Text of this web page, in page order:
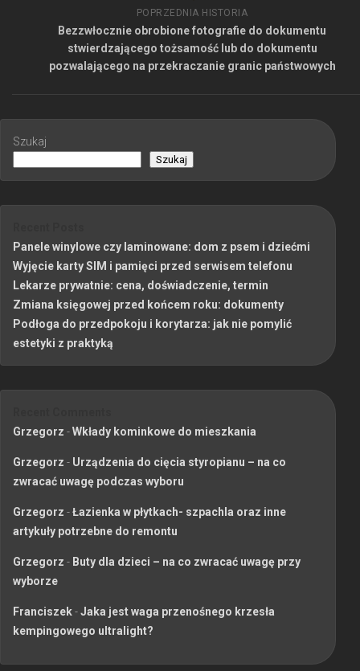
POPRZEDNIA HISTORIA
Bezzwłocznie obrobione fotografie do dokumentu
stwierdzającego tożsamość lub do dokumentu
pozwalającego na przekraczanie granic państwowych
Szukaj
Szukaj
Panele winylowe czy laminowane: dom z psem i dziećmi
Wyjęcie karty SIM i pamięci przed serwisem telefonu
Lekarze prywatnie: cena, doświadczenie, termin
Zmiana księgowej przed końcem roku: dokumenty
Podłoga do przedpokoju i korytarza: jak nie pomylić
estetyki z praktyką
Grzegorz -Wkłady kominkowe do mieszkania
Grzegorz - Urządzenia do cięcia styropianu – na co
zwracać uwagę podczas wyboru
Grzegorz -Łazienka w płytkach- szpachla oraz inne
artykuły potrzebne do remontu
Grzegorz - Buty dla dzieci – na co zwracać uwagę przy
wyborze
Franciszek-Jaka jest waga przenośnego krzesła
kempingowego ultralight?